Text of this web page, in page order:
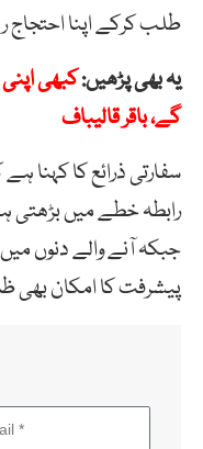
طلب کرکے اپنا احتجاج
یہ بھی پڑھیں:کبھی
گے، باقر قالیباف
سفارتی ذرائع کا کہنا
رابطہ خطے میں بڑھتی
جبکہ آنے والے دنوں
پیشرفت کا امکان بھی